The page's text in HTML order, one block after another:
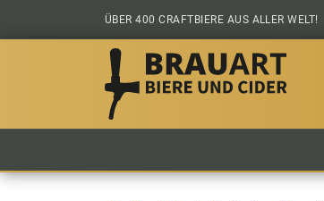
Zum Inhalt springen
ÜBER 400 CRAFTBIERE AUS ALLER WELT!